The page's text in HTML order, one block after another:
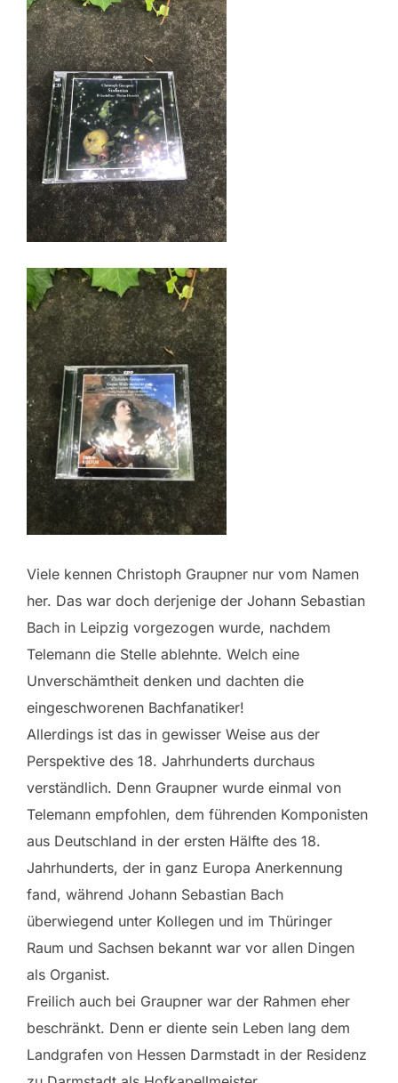
Viele kennen Christoph Graupner nur vom Namen
her. Das war doch derjenige der Johann Sebastian
Bach in Leipzig vorgezogen wurde, nachdem
Telemann die Stelle ablehnte. Welch eine
Unverschämtheit denken und dachten die
eingeschworenen Bachfanatiker!
Allerdings ist das in gewisser Weise aus der
Perspektive des 18. Jahrhunderts durchaus
verständlich. Denn Graupner wurde einmal von
Telemann empfohlen, dem führenden Komponisten
aus Deutschland in der ersten Hälfte des 18.
Jahrhunderts, der in ganz Europa Anerkennung
fand, während Johann Sebastian Bach
überwiegend unter Kollegen und im Thüringer
Raum und Sachsen bekannt war vor allen Dingen
als Organist.
Freilich auch bei Graupner war der Rahmen eher
beschränkt. Denn er diente sein Leben lang dem
Landgrafen von Hessen Darmstadt in der Residenz